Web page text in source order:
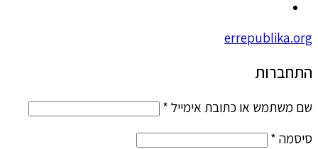
errepublika.org
התחברות
שם משתמש או כתובת אימייל *
סיסמה *